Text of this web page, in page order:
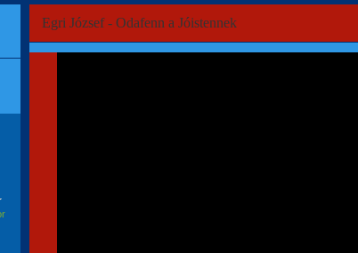
Egri József - Odafenn a Jóistennek